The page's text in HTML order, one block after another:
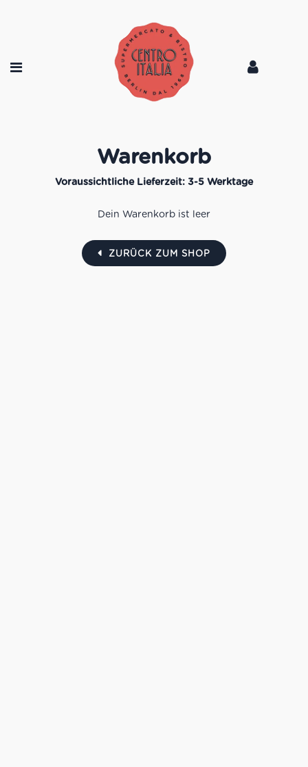
Warenkorb
Dein Warenkorb ist leer
ZURÜCK ZUM SHOP